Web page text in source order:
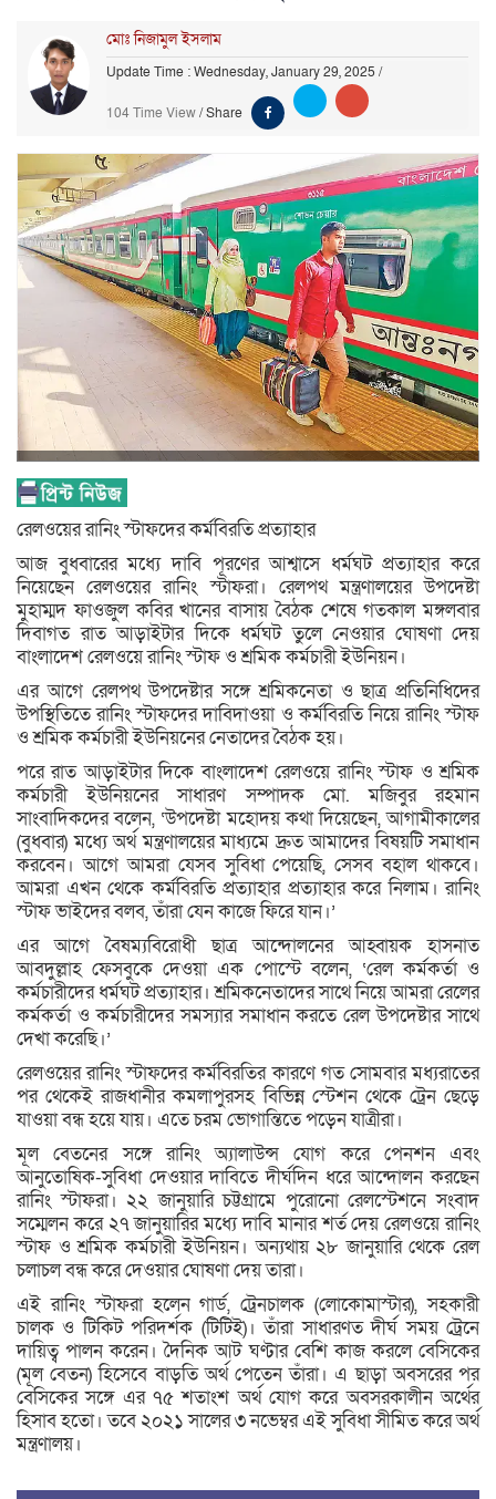
মোঃ নিজামুল ইসলাম
Update Time : Wednesday, January 29, 2025 /
104 Time View/Share
রেলওয়ের রানিং স্টাফদের কর্মবিরতি প্রত্যাহার
আজ বুধবারের মধ্যে দাবি পূরণের আশ্বাসে ধর্মঘট প্রত্যাহার করে
নিয়েছেন রেলওয়ের রানিং স্টাফরা। রেলপথ মন্ত্রণালয়ের উপদেষ্টা
মুহাম্মদ ফাওজুল কবির খানের বাসায় বৈঠক শেষে গতকাল মঙ্গলবার
দিবাগত রাত আড়াইটার দিকে ধর্মঘট তুলে নেওয়ার ঘোষণা দেয়
বাংলাদেশ রেলওয়ে রানিং স্টাফ ও শ্রমিক কর্মচারী ইউনিয়ন।
এর আগে রেলপথ উপদেষ্টার সঙ্গে শ্রমিকনেতা ও ছাত্র প্রতিনিধিদের
উপস্থিতিতে রানিং স্টাফদের দাবিদাওয়া ও কর্মবিরতি নিয়ে রানিং স্টাফ
ও শ্রমিক কর্মচারী ইউনিয়নের নেতাদের বৈঠক হয়।
পরে রাত আড়াইটার দিকে বাংলাদেশ রেলওয়ে রানিং স্টাফ ও শ্রমিক
কর্মচারী ইউনিয়নের সাধারণ সম্পাদক মো. মজিবুর রহমান
সাংবাদিকদের বলেন, ‘উপদেষ্টা মহোদয় কথা দিয়েছেন, আগামীকালের
(বুধবার) মধ্যে অর্থ মন্ত্রণালয়ের মাধ্যমে দ্রুত আমাদের বিষয়টি সমাধান
করবেন। আগে আমরা যেসব সুবিধা পেয়েছি, সেসব বহাল থাকবে।
আমরা এখন থেকে কর্মবিরতি প্রত্যাহার প্রত্যাহার করে নিলাম। রানিং
স্টাফ ভাইদের বলব, তাঁরা যেন কাজে ফিরে যান।’
এর আগে বৈষম্যবিরোধী ছাত্র আন্দোলনের আহ্বায়ক হাসনাত
আবদুল্লাহ ফেসবুকে দেওয়া এক পোস্টে বলেন, ‘রেল কর্মকর্তা ও
কর্মচারীদের ধর্মঘট প্রত্যাহার। শ্রমিকনেতাদের সাথে নিয়ে আমরা রেলের
কর্মকর্তা ও কর্মচারীদের সমস্যার সমাধান করতে রেল উপদেষ্টার সাথে
দেখা করেছি।’
রেলওয়ের রানিং স্টাফদের কর্মবিরতির কারণে গত সোমবার মধ্যরাতের
পর থেকেই রাজধানীর কমলাপুরসহ বিভিন্ন স্টেশন থেকে ট্রেন ছেড়ে
যাওয়া বন্ধ হয়ে যায়। এতে চরম ভোগান্তিতে পড়েন যাত্রীরা।
মূল বেতনের সঙ্গে রানিং অ্যালাউন্স যোগ করে পেনশন এবং
আনুতোষিক-সুবিধা দেওয়ার দাবিতে দীর্ঘদিন ধরে আন্দোলন করছেন
রানিং স্টাফরা। ২২ জানুয়ারি চট্টগ্রামে পুরোনো রেলস্টেশনে সংবাদ
সম্মেলন করে ২৭ জানুয়ারির মধ্যে দাবি মানার শর্ত দেয় রেলওয়ে রানিং
স্টাফ ও শ্রমিক কর্মচারী ইউনিয়ন। অন্যথায় ২৮ জানুয়ারি থেকে রেল
চলাচল বন্ধ করে দেওয়ার ঘোষণা দেয় তারা।
এই রানিং স্টাফরা হলেন গার্ড, ট্রেনচালক (লোকোমাস্টার), সহকারী
চালক ও টিকিট পরিদর্শক (টিটিই)। তাঁরা সাধারণত দীর্ঘ সময় ট্রেনে
দায়িত্ব পালন করেন। দৈনিক আট ঘণ্টার বেশি কাজ করলে বেসিকের
(মূল বেতন) হিসেবে বাড়তি অর্থ পেতেন তাঁরা। এ ছাড়া অবসরের পর
বেসিকের সঙ্গে এর ৭৫ শতাংশ অর্থ যোগ করে অবসরকালীন অর্থের
হিসাব হতো। তবে ২০২১ সালের ৩ নভেম্বর এই সুবিধা সীমিত করে অর্থ
মন্ত্রণালয়।